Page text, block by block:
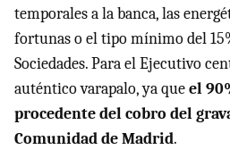
temporales a la banca, las
fortunas o el tipo mínimo del
Sociedades. Para el Ejecutivo
auténtico varapalo, ya queel
procedente del cobro del
Comunidad de Madrid.